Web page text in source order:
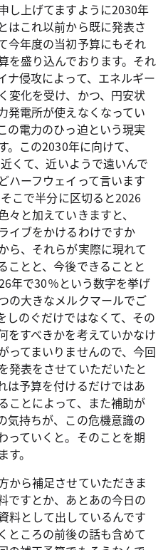
し上げてますように2030年
はこれ以前から既に発表さ
今年度の当初予算にもそれ
を盛り込んでおります。それ
ナ侵攻によって、エネルギー
変化を受け、かつ、円安状
発電所が使えなくなってい
の電力のひっ迫という現実
この2030年に向けて、
くて、近いようで遠いんで
ハーフウェイって言います
こで半分に区切ると2026
と加えていきますと、
イブをかけるわけですか
ら、それらが実際に現れて
ことと、今後できることと
年で30％という数字を挙げ
の大きなメルクマールでご
しのぐだけではなくて、その
をすべきかを考えていかなけ
ってまいりませんので、今回
発表をさせていただいたと
は予算を付けるだけではあ
ことによって、また補助が
気持ちが、この危機意識の
っていくと。そのことを期
。
から補足させていただきま
ですとか、あとあの今日の
料として出しているんです
ところの前後の話も含めて